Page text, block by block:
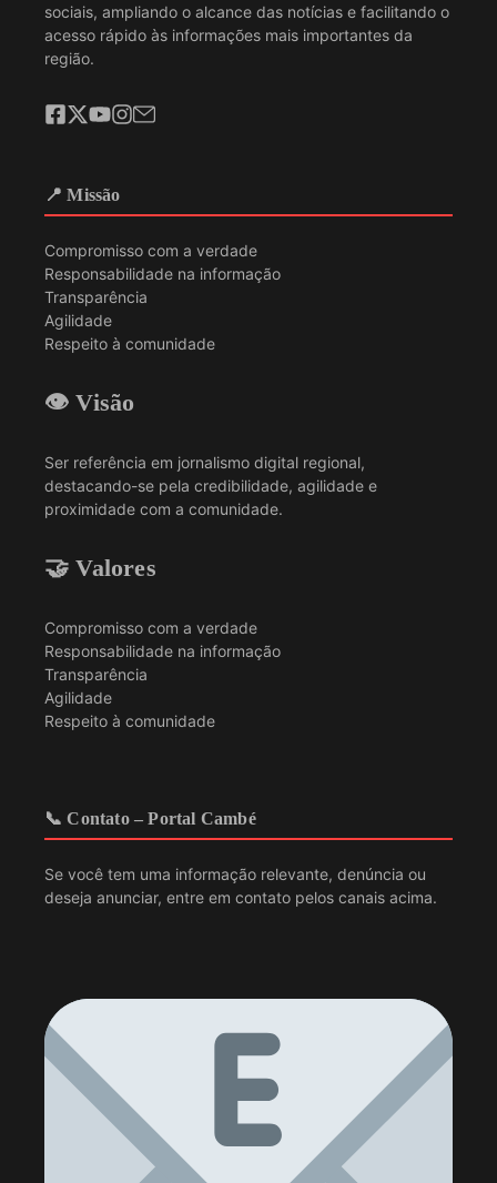
sociais, ampliando o alcance das notícias e facilitando o
acesso rápido às informações mais importantes da
região.
📍 Missão
Compromisso com a verdade
Responsabilidade na informação
Transparência
Agilidade
Respeito à comunidade
👁️ Visão
Ser referência em jornalismo digital regional,
destacando-se pela credibilidade, agilidade e
proximidade com a comunidade.
🤝 Valores
Compromisso com a verdade
Responsabilidade na informação
Transparência
Agilidade
Respeito à comunidade
📞 Contato – Portal Cambé
Se você tem uma informação relevante, denúncia ou
deseja anunciar, entre em contato pelos canais acima.